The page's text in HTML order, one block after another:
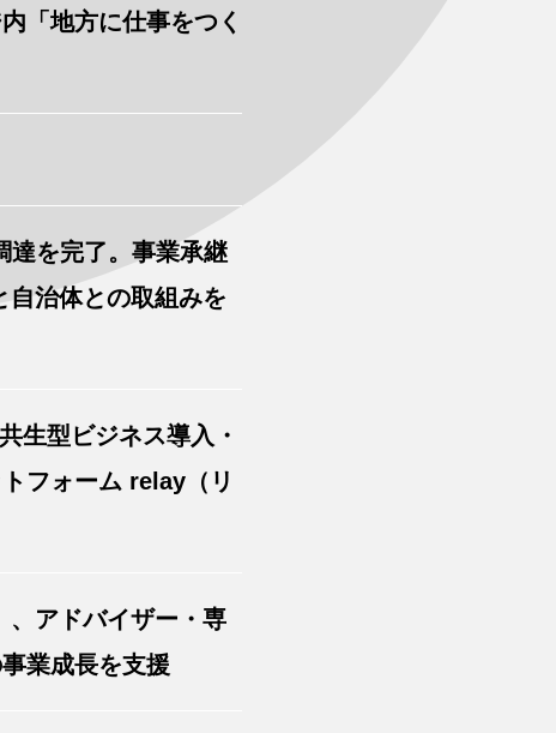
「地方に仕事をつく
達を完了。事業承継
治体との取組みを
生型ビジネス導入・
フォーム relay（リ
アドバイザー・専
業成長を支援